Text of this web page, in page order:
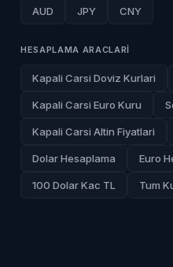
AUD JPY CNY
HESAPLAMA ARACLARI
Kapali Carsi Doviz Kurlari
Kapali Carsi Euro Kuru
Kapali Carsi Altin Fiyatlari
Dolar Hesaplama Euro
100 Dolar Kac TL Tum